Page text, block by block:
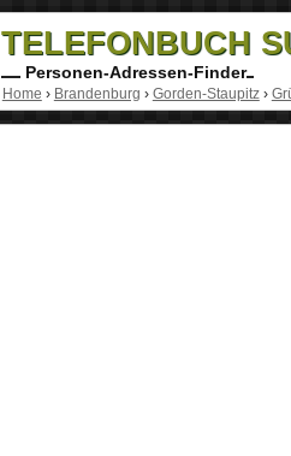
TELEFONBUCH
Personen-Adressen-Finder
Home › Brandenburg › Gorden-Staupitz›